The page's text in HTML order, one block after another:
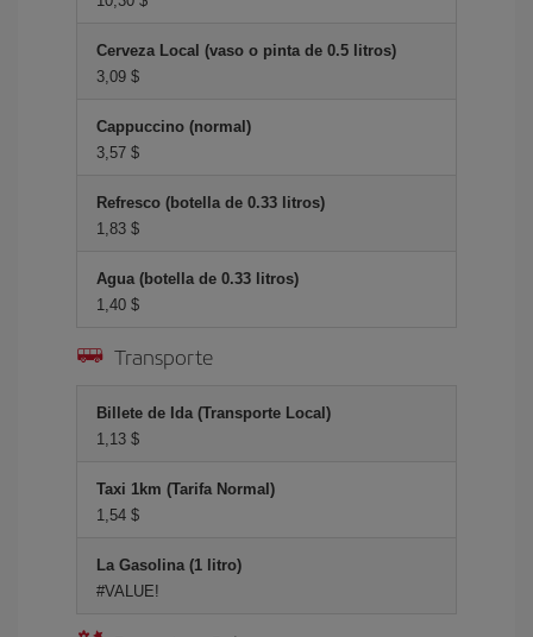
Cerveza Local (vaso o pinta de 0.5 litros)
3,09 $
Cappuccino (normal)
3,57 $
Refresco (botella de 0.33 litros)
1,83 $
Agua (botella de 0.33 litros)
1,40 $
Transporte
Billete de Ida (Transporte Local)
1,13 $
Taxi 1km (Tarifa Normal)
1,54 $
La Gasolina (1 litro)
#VALUE!